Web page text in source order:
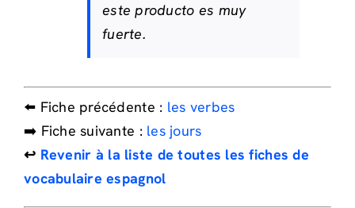
este producto es muy
fuerte.
⬅️ Fiche précédente : les verbes
➡️ Fiche suivante : les jours
↩️ Revenir à la liste de toutes les fiches de
vocabulaire espagnol